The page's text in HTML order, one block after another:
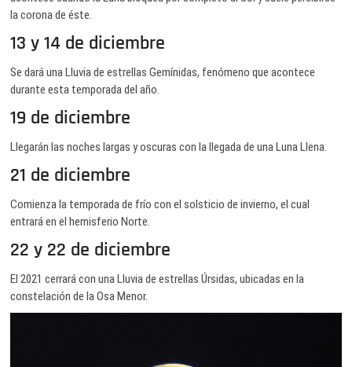
la corona de éste.
13 y 14 de diciembre
Se dará una Lluvia de estrellas Gemínidas, fenómeno que acontece
durante esta temporada del año.
19 de diciembre
Llegarán las noches largas y oscuras con la llegada de una Luna Llena.
21 de diciembre
Comienza la temporada de frío con el solsticio de invierno, el cual
entrará en el hemisferio Norte.
22 y 22 de diciembre
El 2021 cerrará con una Lluvia de estrellas Úrsidas, ubicadas en la
constelación de la Osa Menor.